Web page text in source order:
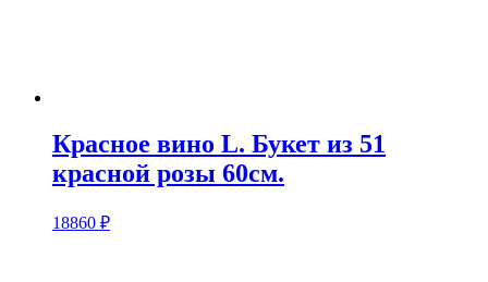
Красное вино L. Букет из 51
красной розы 60см.
18860 ₽